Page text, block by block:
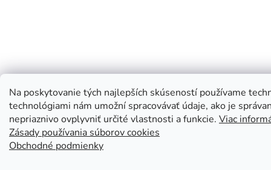
Na poskytovanie tých najlepších skúseností používame
technológiami nám umožní spracovávať údaje, ako je
nepriaznivo ovplyvniť určité vlastnosti a funkcie. Viac
Zásady používania súborov cookies
Obchodné podmienky